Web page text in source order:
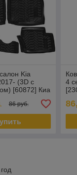
Kia
(3D с
[60872] Киа
86 руб.
4